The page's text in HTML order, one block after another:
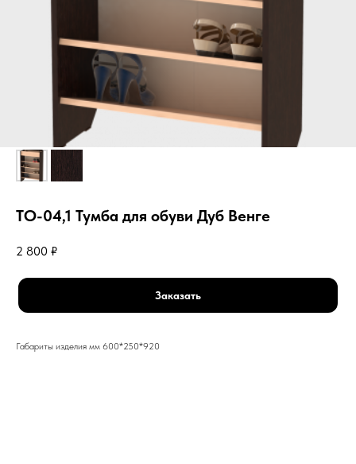
ТО-04,1 Тумба для обуви Дуб Венге
2 800 ₽
Заказать
Габариты изделия мм 600*250*920